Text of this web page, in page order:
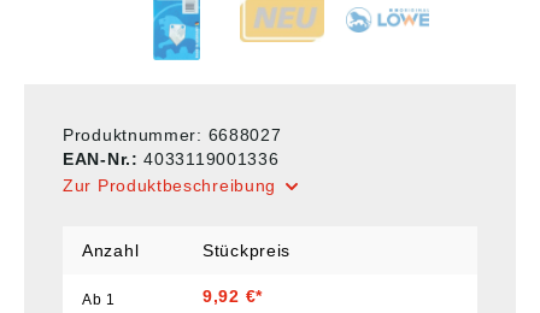
Produktnummer: 6688027
EAN-Nr.:4033119001336
Zur Produktbeschreibung
Anzahl Stückpreis
Ab 1 9,92 €*